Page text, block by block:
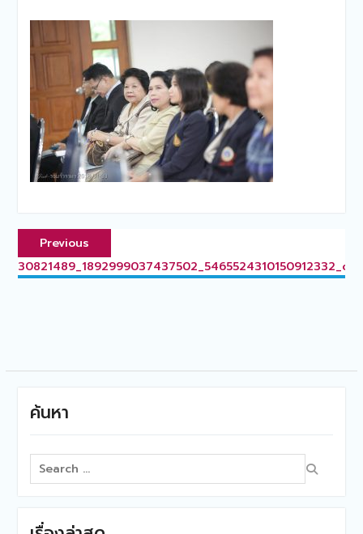
แนะแนว
เรื่องPrevious
30821489_1892999037437502_5465524310150912332_o
ค้นหา
Search
for: